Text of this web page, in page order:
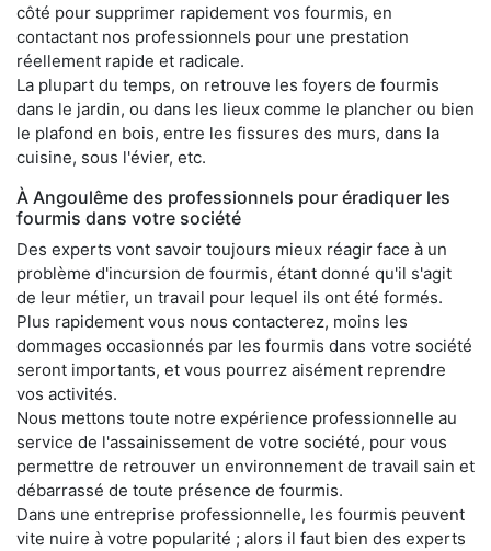
côté pour supprimer rapidement vos fourmis, en
contactant nos professionnels pour une prestation
réellement rapide et radicale.
La plupart du temps, on retrouve les foyers de fourmis
dans le jardin, ou dans les lieux comme le plancher ou bien
le plafond en bois, entre les fissures des murs, dans la
cuisine, sous l'évier, etc.
À Angoulême des professionnels pour éradiquer les
fourmis dans votre société
Des experts vont savoir toujours mieux réagir face à un
problème d'incursion de fourmis, étant donné qu'il s'agit
de leur métier, un travail pour lequel ils ont été formés.
Plus rapidement vous nous contacterez, moins les
dommages occasionnés par les fourmis dans votre société
seront importants, et vous pourrez aisément reprendre
vos activités.
Nous mettons toute notre expérience professionnelle au
service de l'assainissement de votre société, pour vous
permettre de retrouver un environnement de travail sain et
débarrassé de toute présence de fourmis.
Dans une entreprise professionnelle, les fourmis peuvent
vite nuire à votre popularité ; alors il faut bien des experts